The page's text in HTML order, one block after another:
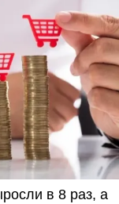
в 8 раз, а